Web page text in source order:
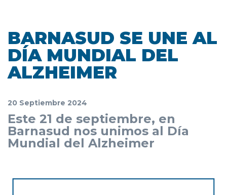
BARNASUD SE UNE AL
DÍA MUNDIAL DEL
ALZHEIMER
20 Septiembre 2024
Este 21 de septiembre, en
Barnasud nos unimos al Día
Mundial del Alzheimer